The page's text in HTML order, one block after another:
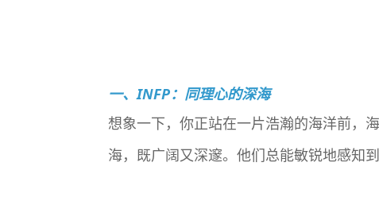
一、INFP：同理心的深海
想象一下，你正站在一片浩瀚的海洋前，
海，既广阔又深邃。他们总能敏锐地感知